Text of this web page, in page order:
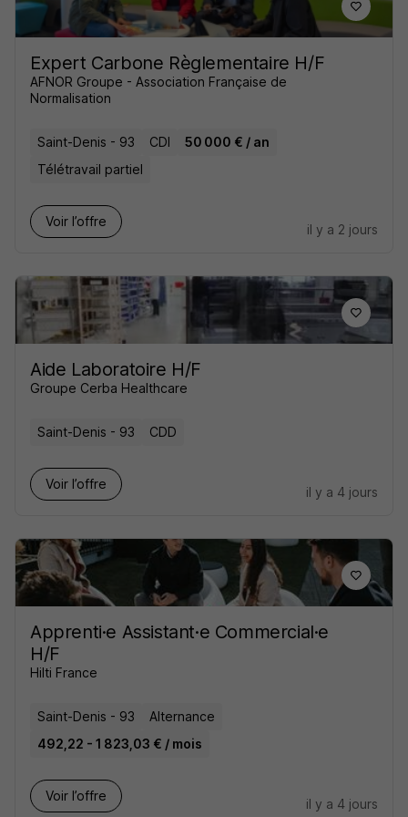
Expert Carbone Règlementaire H/F
AFNOR Groupe - Association Française de
Normalisation
Saint-Denis - 93 CDI
50 000 € / an
Télétravail partiel
Voir l’offre
il y a 2 jours
Aide Laboratoire H/F
Groupe Cerba Healthcare
Saint-Denis - 93 CDD
Voir l’offre
il y a 4 jours
Apprenti·e Assistant·e Commercial·e
H/F
Hilti France
Saint-Denis - 93
Alternance
492,22 - 1 823,03 € / mois
Voir l’offre
il y a 4 jours